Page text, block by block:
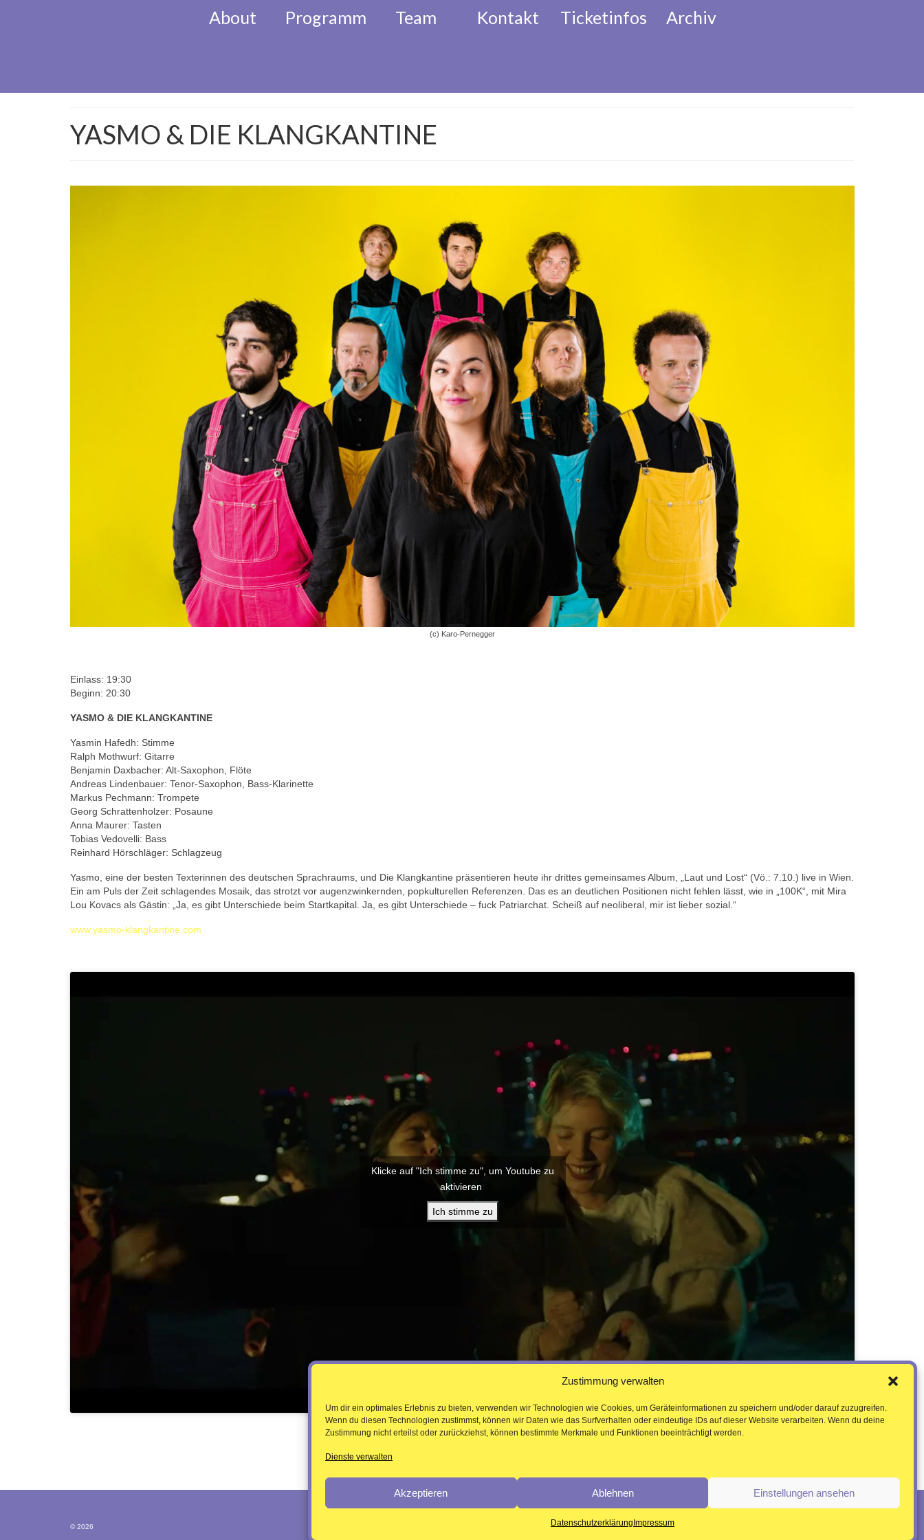
Zustimmung verwalten
Um dir ein optimales Erlebnis zu bieten, verwenden wir Technologien wie Cookies, um Geräteinformationen zu speichern und/oder darauf zuzugreifen.
Wenn du diesen Technologien zustimmst, können wir Daten wie das Surfverhalten oder eindeutige IDs auf dieser Website verarbeiten. Wenn du deine
Zustimmung nicht erteilst oder zurückziehst, können bestimmte Merkmale und Funktionen beeinträchtigt werden.
Dienste verwalten
Akzeptieren Ablehnen Einstellungen ansehen
Datenschutzerklärung Impressum
About Programm Team Kontakt Ticketinfos Archiv
YASMO & DIE KLANGKANTINE
(c) Karo-Pernegger
Einlass: 19:30
Beginn: 20:30
YASMO & DIE KLANGKANTINE
Yasmin Hafedh: Stimme
Ralph Mothwurf: Gitarre
Benjamin Daxbacher: Alt-Saxophon, Flöte
Andreas Lindenbauer: Tenor-Saxophon, Bass-Klarinette
Markus Pechmann: Trompete
Georg Schrattenholzer: Posaune
Anna Maurer: Tasten
Tobias Vedovelli: Bass
Reinhard Hörschläger: Schlagzeug
Yasmo, eine der besten Texterinnen des deutschen Sprachraums, und Die Klangkantine präsentieren heute ihr drittes gemeinsames Album, „Laut und Lost“ (Vö.: 7.10.) live in Wien.
Ein am Puls der Zeit schlagendes Mosaik, das strotzt vor augenzwinkernden, popkulturellen Referenzen. Das es an deutlichen Positionen nicht fehlen lässt, wie in „100K“, mit Mira
Lou Kovacs als Gästin: „Ja, es gibt Unterschiede beim Startkapital. Ja, es gibt Unterschiede – fuck Patriarchat. Scheiß auf neoliberal, mir ist lieber sozial.“
www.yasmo-klangkantine.com
Klicke auf "Ich stimme zu", um Youtube zu
aktivieren
Ich stimme zu
Pressebereich /
© 2026